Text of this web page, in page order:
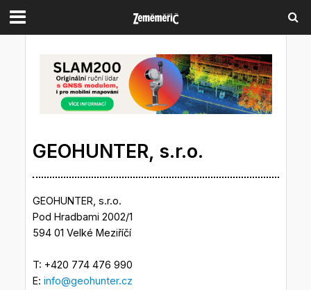
GEOHUNTER, s.r.o.
GEOHUNTER, s.r.o.
Pod Hradbami 2002/1
594 01 Velké Meziříčí
T: +420 774 476 990
E: info@geohunter.cz